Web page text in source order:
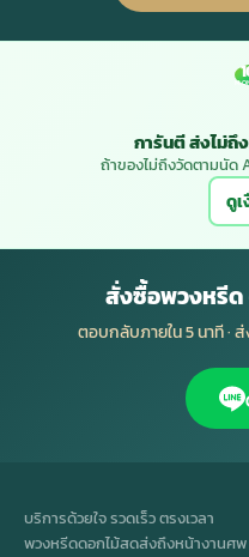
การันตี ส่งไม่ถึ
ถ้าของไม่ถึงวัดตามนัด
ดู
สั่งซื้อพวงหรีด
ตอบกลับภายใน 5 นาที ·
บริการด้วยใจ รวดเร็ว ตรงเวลา
พวงหรีดดอกไม้สดส่งถึงหน้างานศพ